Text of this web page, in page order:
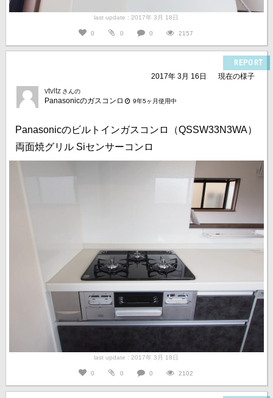
last update : 2017年 3月 18日
0 0 0 2157
REPORT
2017年 3月 16日
現在の様子
vtvltz さんの
Panasonicのガスコンロ 9年5ヶ月使用中
Panasonicのビルトインガスコンロ（QSSW33N3WA）
両面焼グリル Siセンサーコンロ
last update : 2017年 3月 18日
0 0 0 2102